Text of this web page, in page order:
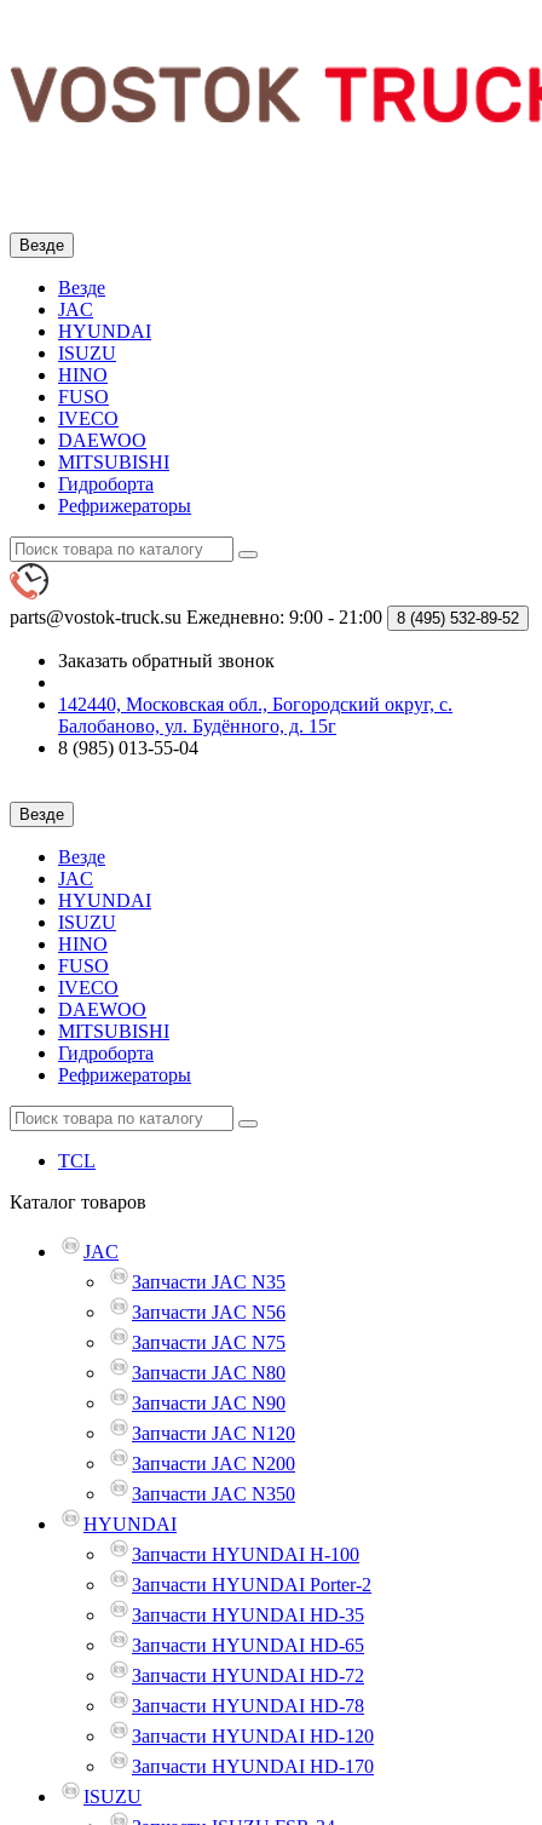
Везде
Везде
JAC
HYUNDAI
ISUZU
HINO
FUSO
IVECO
DAEWOO
MITSUBISHI
Гидроборта
Рефрижераторы
parts@vostok-truck.su Ежедневно: 9:00 - 21:00 8 (495) 532-89-52
Заказать обратный звонок
142440, Московская обл., Богородский округ, с.
Балобаново, ул. Будённого, д. 15г
8 (985) 013-55-04
Везде
Везде
JAC
HYUNDAI
ISUZU
HINO
FUSO
IVECO
DAEWOO
MITSUBISHI
Гидроборта
Рефрижераторы
TCL
Каталог товаров
JAC
Запчасти JAC N35
Запчасти JAC N56
Запчасти JAC N75
Запчасти JAC N80
Запчасти JAC N90
Запчасти JAC N120
Запчасти JAC N200
Запчасти JAC N350
HYUNDAI
Запчасти HYUNDAI H-100
Запчасти HYUNDAI Porter-2
Запчасти HYUNDAI HD-35
Запчасти HYUNDAI HD-65
Запчасти HYUNDAI HD-72
Запчасти HYUNDAI HD-78
Запчасти HYUNDAI HD-120
Запчасти HYUNDAI HD-170
ISUZU